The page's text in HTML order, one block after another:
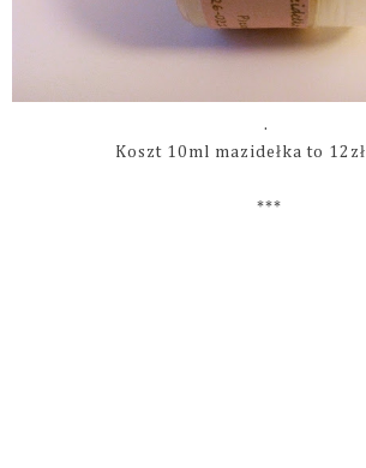
.
Koszt 10ml mazidełka to 12zł
***